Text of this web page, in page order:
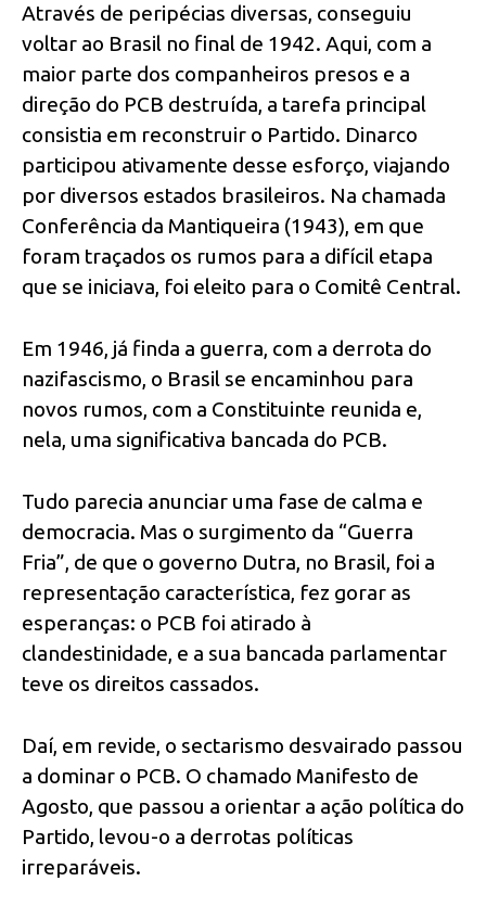
Através de peripécias diversas, conseguiu
voltar ao Brasil no final de 1942. Aqui, com a
maior parte dos companheiros presos e a
direção do PCB destruída, a tarefa principal
consistia em reconstruir o Partido. Dinarco
participou ativamente desse esforço, viajando
por diversos estados brasileiros. Na chamada
Conferência da Mantiqueira (1943), em que
foram traçados os rumos para a difícil etapa
que se iniciava, foi eleito para o Comitê Central.
Em 1946, já finda a guerra, com a derrota do
nazifascismo, o Brasil se encaminhou para
novos rumos, com a Constituinte reunida e,
nela, uma significativa bancada do PCB.
Tudo parecia anunciar uma fase de calma e
democracia. Mas o surgimento da “Guerra
Fria”, de que o governo Dutra, no Brasil, foi a
representação característica, fez gorar as
esperanças: o PCB foi atirado à
clandestinidade, e a sua bancada parlamentar
teve os direitos cassados.
Daí, em revide, o sectarismo desvairado passou
a dominar o PCB. O chamado Manifesto de
Agosto, que passou a orientar a ação política do
Partido, levou-o a derrotas políticas
irreparáveis.